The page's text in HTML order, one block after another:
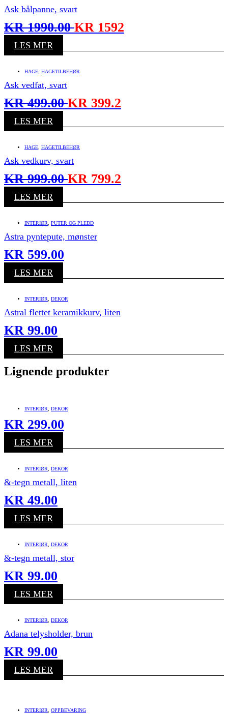
Ask bålpanne, svart
KR1990.00KR 1592
LES MER
HAGE HAGETILBEHØR
Ask vedfat, svart
KR499.00KR 399.2
LES MER
HAGE HAGETILBEHØR
Ask vedkurv, svart
KR999.00KR 799.2
LES MER
INTERIØR PUTER OG PLEDD
Astra pyntepute, mønster
KR 599.00
LES MER
INTERIØR DEKOR
Astral flettet keramikkurv, liten
KR 99.00
LES MER
Lignende produkter
INTERIØR DEKOR
KR 299.00
LES MER
INTERIØR DEKOR
&-tegn metall, liten
KR 49.00
LES MER
INTERIØR DEKOR
&-tegn metall, stor
KR 99.00
LES MER
INTERIØR DEKOR
Adana telysholder, brun
KR 99.00
LES MER
INTERIØR OPPBEVARING